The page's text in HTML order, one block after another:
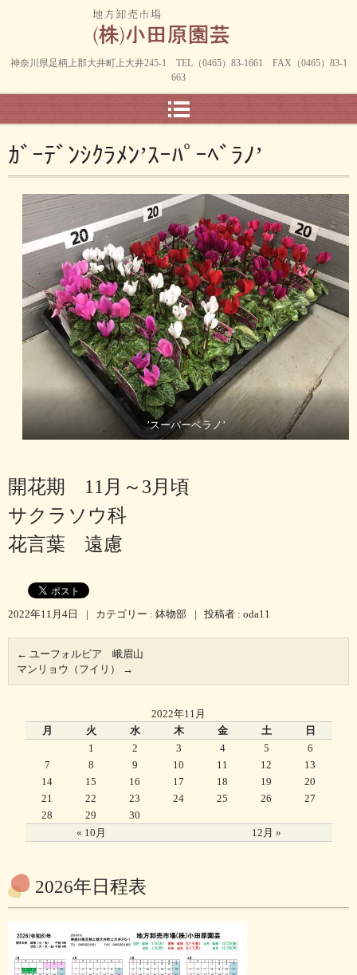
神奈川県足柄上郡大井町上大井245-1 TEL（0465）83-1661 FAX（0465）83-1
663
ｶﾞｰﾃﾞﾝｼｸﾗﾒﾝ’ｽｰﾊﾟｰﾍﾞﾗﾉ’
’スーパーベラノ’
開花期 11月～3月頃
サクラソウ科
花言葉 遠慮
2022年11月4日 | カテゴリー : 鉢物部 | 投稿者 : oda11
← ユーフォルビア 峨眉山
マンリョウ（フイリ）
→
2022年11月
月
火 水 木 金 土 日
« 10月 12月 »
1 2 3 4 5
6
7
8 9 10 11 12
13
14
15 16 17 18 19
20
21
22 23 24 25 26
27
28
29 30
2026年日程表